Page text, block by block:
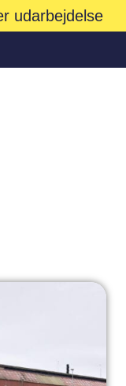
udarbejdelse